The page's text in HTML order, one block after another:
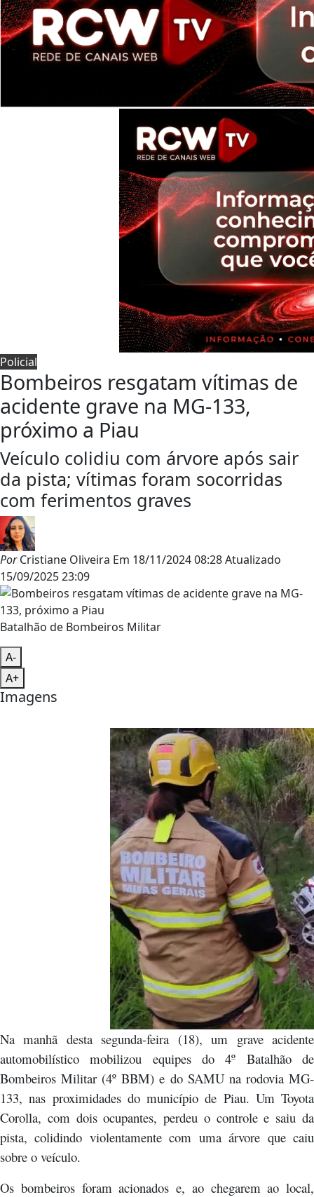
Policial
Bombeiros resgatam vítimas de
acidente grave na MG-133,
próximo a Piau
Veículo colidiu com árvore após sair
da pista; vítimas foram socorridas
com ferimentos graves
PorCristiane Oliveira Em 18/11/2024 08:28Atualizado
15/09/2025 23:09
Batalhão de Bombeiros Militar
A-
A+
Imagens
Na manhã desta segunda-feira (18), um grave acidente
automobilístico mobilizou equipes do 4º Batalhão de
Bombeiros Militar (4º BBM) e do SAMU na rodovia MG-
133, nas proximidades do município de Piau. Um Toyota
Corolla, com dois ocupantes, perdeu o controle e saiu da
pista, colidindo violentamente com uma árvore que caiu
sobre o veículo.
Os bombeiros foram acionados e, ao chegarem ao local,